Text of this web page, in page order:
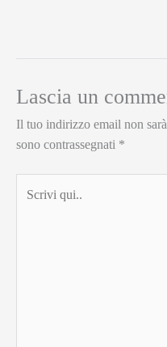
Lascia un
Il tuo indirizzo email non
sono contrassegnati *
qui..